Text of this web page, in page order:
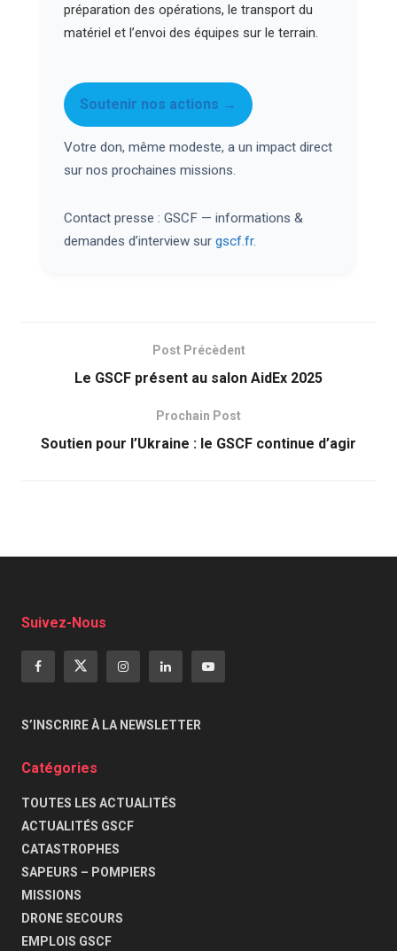
préparation des opérations, le transport du
matériel et l’envoi des équipes sur le terrain.
Soutenir nos actions →
Votre don, même modeste, a un impact direct
sur nos prochaines missions.
Contact presse : GSCF — informations &
demandes d’interview sur gscf.fr.
Post Précèdent
Le GSCF présent au salon AidEx 2025
Prochain Post
Soutien pour l’Ukraine : le GSCF continue d’agir
Suivez-Nous
S’INSCRIRE À LA NEWSLETTER
Catégories
TOUTES LES ACTUALITÉS
ACTUALITÉS GSCF
CATASTROPHES
SAPEURS – POMPIERS
MISSIONS
DRONE SECOURS
EMPLOIS GSCF